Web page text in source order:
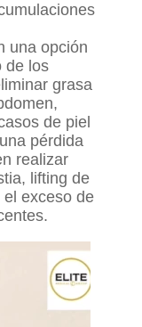
una opción
de los
grasa
de piel
pérdida
realizar
lifting de
exceso de